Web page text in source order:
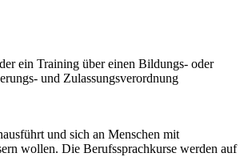
ein Training über einen Bildungs- oder
und Zulassungsverordnung
und sich an Menschen mit
wollen. Die Berufssprachkurse werden auf